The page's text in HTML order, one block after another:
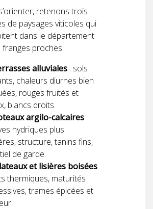
retenons trois
de paysages viticoles qui
dans le département
franges proches :
alluviales : sols
chaleurs diurnes bien
rouges fruités et
blancs droits.
argilo-calcaires :
hydriques plus
structure, tanins fins,
de garde.
et lisières boisées
thermiques, maturités
trames épicées et